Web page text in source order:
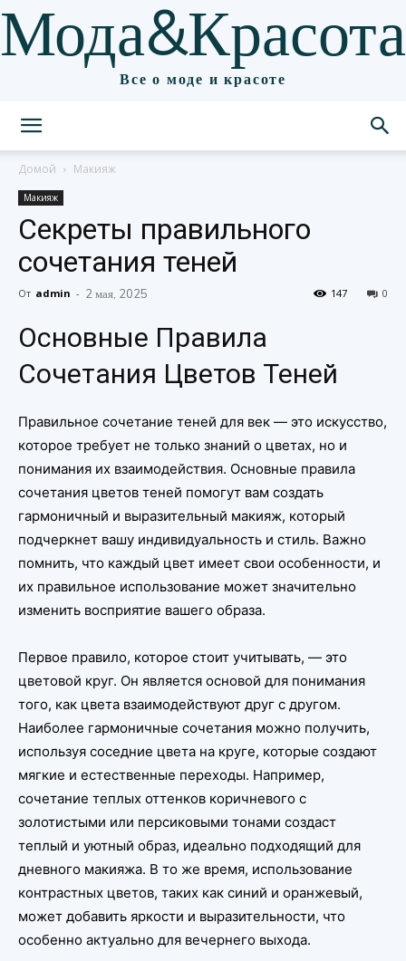
Мода&Красота
Все о моде и красоте
Домой Макияж
Макияж
Секреты правильного
сочетания теней
От admin - 2 мая, 2025 0
147
Основные Правила
Сочетания Цветов Теней
Правильное сочетание теней для век — это искусство,
которое требует не только знаний о цветах, но и
понимания их взаимодействия. Основные правила
сочетания цветов теней помогут вам создать
гармоничный и выразительный макияж, который
подчеркнет вашу индивидуальность и стиль. Важно
помнить, что каждый цвет имеет свои особенности, и
их правильное использование может значительно
изменить восприятие вашего образа.
Первое правило, которое стоит учитывать, — это
цветовой круг. Он является основой для понимания
того, как цвета взаимодействуют друг с другом.
Наиболее гармоничные сочетания можно получить,
используя соседние цвета на круге, которые создают
мягкие и естественные переходы. Например,
сочетание теплых оттенков коричневого с
золотистыми или персиковыми тонами создаст
теплый и уютный образ, идеально подходящий для
дневного макияжа. В то же время, использование
контрастных цветов, таких как синий и оранжевый,
может добавить яркости и выразительности, что
особенно актуально для вечернего выхода.